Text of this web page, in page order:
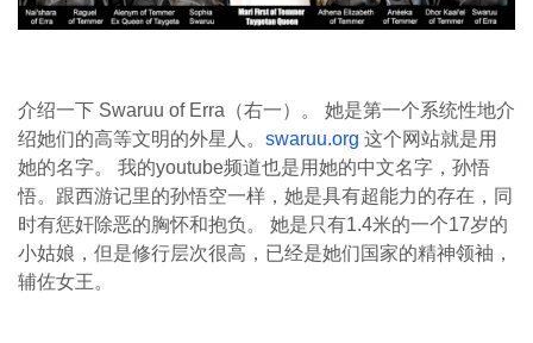
介绍一下 Swaruu of Erra（右一）。 她是第一个系统性地介
绍她们的高等文明的外星人。 swaruu.org 这个网站就是用
她的名字。 我的youtube频道也是用她的中文名字，孙悟
悟。跟西游记里的孙悟空一样，她是具有超能力的存在，同
时有惩奸除恶的胸怀和抱负。 她是只有1.4米的一个17岁的
小姑娘，但是修行层次很高，已经是她们国家的精神领袖，
辅佐女王。